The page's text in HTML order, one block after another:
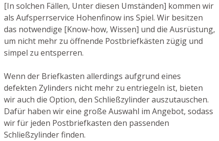
[In solchen Fällen, Unter diesen Umständen] kommen wir
als Aufsperrservice Hohenfinow ins Spiel. Wir besitzen
das notwendige [Know-how, Wissen] und die Ausrüstung,
um nicht mehr zu öffnende Postbriefkästen zügig und
simpel zu entsperren.
Wenn der Briefkasten allerdings aufgrund eines
defekten Zylinders nicht mehr zu entriegeln ist, bieten
wir auch die Option, den Schließzylinder auszutauschen.
Dafür haben wir eine große Auswahl im Angebot, sodass
wir für jeden Postbriefkasten den passenden
Schließzylinder finden.